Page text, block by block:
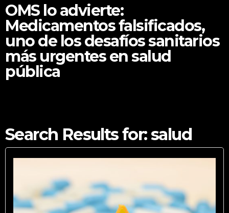
OMS lo advierte:
Medicamentos falsificados,
uno de los desafíos sanitarios
más urgentes en salud
pública
Search Results for:salud